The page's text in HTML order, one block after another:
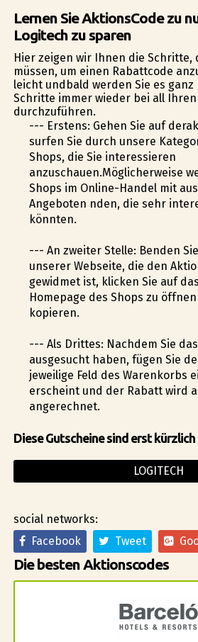
Lernen Sie AktionsCode zu
Logitech zu sparen
Hier zeigen wir Ihnen die Schritte,
müssen, um einen Rabattcode
leicht undbald werden Sie es ganz
Schritte immer wieder bei all
durchzuführen.
--- Erstens: Gehen Sie auf
surfen Sie durch unsere
Shops, die Sie interessieren
anzuschauen.Möglicherweise
Shops im Online-Handel mit
Angeboten finden, die sehr
könnten.
--- An zweiter Stelle: Befinden
unserer Webseite, die den
gewidmet ist, klicken Sie auf
Homepage des Shops zu
kopieren.
--- Als Drittes: Nachdem Sie
ausgesucht haben, fügen Sie
jeweilige Feld des Warenkorbs
erscheint und der Rabatt wird
angerechnet.
Diese Gutscheine sind erst
LOGITECH
social networks:
Facebook
Tweet
Die besten Aktionscodes